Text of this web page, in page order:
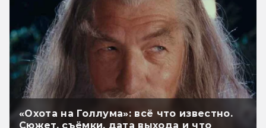
«Охота на Голлума»: всё что известно.
Сюжет, съёмки, дата выхода и что